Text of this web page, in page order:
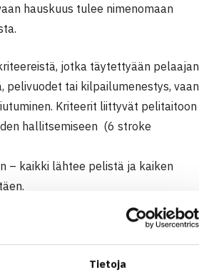
Tietoja
hauskuus tulee nimenomaan
jotka täytettyään pelaajan
pelivuodet tai kilpailumenestys, vaan
Kriteerit liittyvät pelitaitoon
hallitsemiseen (6 stroke
– kaikki lähtee pelistä ja kaiken
Tilaisuuteen osallistuneet saivat
myös seuransa ja koko Suomen
tärkeyttä, ja sen todettiin olevan